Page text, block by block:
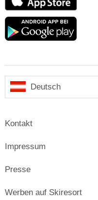
Store
Google
Deutsch
Kontakt
Impressum
Presse
Werben auf Skiresort